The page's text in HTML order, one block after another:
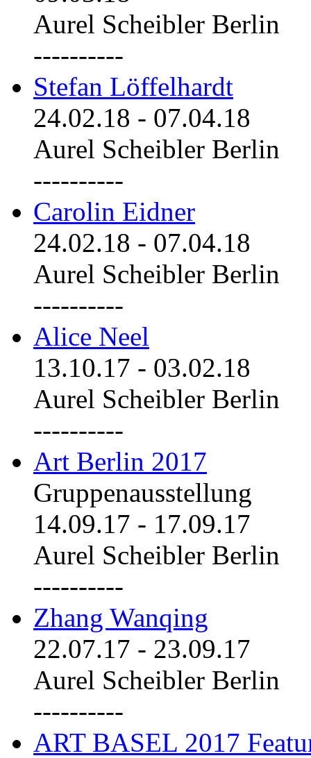
Aurel Scheibler Berlin
----------
Stefan Löffelhardt
24.02.18 - 07.04.18
Aurel Scheibler Berlin
----------
Carolin Eidner
24.02.18 - 07.04.18
Aurel Scheibler Berlin
----------
Alice Neel
13.10.17 - 03.02.18
Aurel Scheibler Berlin
----------
Art Berlin 2017
Gruppenausstellung
14.09.17 - 17.09.17
Aurel Scheibler Berlin
----------
Zhang Wanqing
22.07.17 - 23.09.17
Aurel Scheibler Berlin
----------
ART BASEL 2017